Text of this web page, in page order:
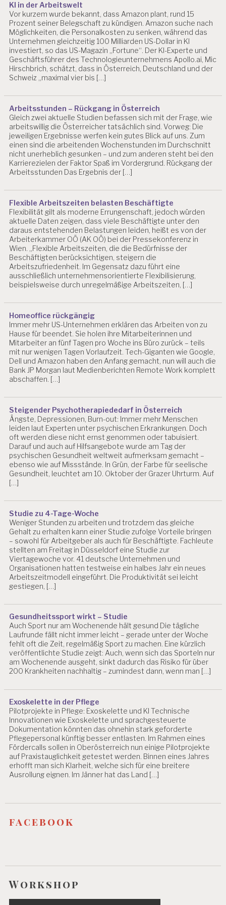
T
A
R
B
EI
T
S
W
E
N
S
C
H
A
F
T
E
L
A
S
T
U
N
G
E
N
U
R
N
O
U
T
D
H
R
IS
T
I
A
N
B
LI
E
V
A
L
U
IE
R
U
P
S
Y
C
H
IS
R
B
E
L
A
S
T
U
F
B
A
KI in der Arbeitswelt
Vor kurzem wurde bekannt, dass Amazon plant, rund 15
Prozent seiner Belegschaft zu kündigen. Amazon suche nach
Möglichkeiten, die Personalkosten zu senken, während das
Unternehmen gleichzeitig 100 Milliarden US-Dollar in KI
investiert, so das US-Magazin „Fortune“. Der KI-Experte und
Geschäftsführer des Technologieunternehmens Apollo.ai, Mic
Hirschbrich, schätzt, dass in Österreich, Deutschland und der
Schweiz „maximal vier bis […]
Arbeitsstunden – Rückgang in Österreich
Gleich zwei aktuelle Studien befassen sich mit der Frage, wie
arbeitswillig die Österreicher tatsächlich sind. Vorweg: Die
jeweiligen Ergebnisse werfen kein gutes Blick auf uns. Zum
einen sind die arbeitenden Wochenstunden im Durchschnitt
nicht unerheblich gesunken – und zum anderen steht bei den
Karrierezielen der Faktor Spaß im Vordergrund. Rückgang der
Arbeitsstunden Das Ergebnis der […]
Flexible Arbeitszeiten belasten Beschäftigte
Flexibilität gilt als moderne Errungenschaft, jedoch würden
aktuelle Daten zeigen, dass viele Beschäftigte unter den
daraus entstehenden Belastungen leiden, heißt es von der
Arbeiterkammer OÖ (AK OÖ) bei der Pressekonferenz in
Wien. „Flexible Arbeitszeiten, die die Bedürfnisse der
Beschäftigten berücksichtigen, steigern die
Arbeitszufriedenheit. Im Gegensatz dazu führt eine
ausschließlich unternehmensorientierte Flexibilisierung,
beispielsweise durch unregelmäßige Arbeitszeiten, […]
Homeoffice rückgängig
Immer mehr US-Unternehmen erklären das Arbeiten von zu
Hause für beendet. Sie holen ihre Mitarbeiterinnen und
Mitarbeiter an fünf Tagen pro Woche ins Büro zurück – teils
mit nur wenigen Tagen Vorlaufzeit. Tech-Giganten wie Google,
Dell und Amazon haben den Anfang gemacht, nun will auch die
Bank JP Morgan laut Medienberichten Remote Work komplett
abschaffen. […]
Steigender Psychotherapiededarf in Österreich
Ängste, Depressionen, Burn-out: Immer mehr Menschen
leiden laut Experten unter psychischen Erkrankungen. Doch
oft werden diese nicht ernst genommen oder tabuisiert.
Darauf und auch auf Hilfsangebote wurde am Tag der
psychischen Gesundheit weltweit aufmerksam gemacht –
ebenso wie auf Missstände. In Grün, der Farbe für seelische
Gesundheit, leuchtet am 10. Oktober der Grazer Uhrturm. Auf
[…]
Studie zu 4-Tage-Woche
Weniger Stunden zu arbeiten und trotzdem das gleiche
Gehalt zu erhalten kann einer Studie zufolge Vorteile bringen
– sowohl für Arbeitgeber als auch für Beschäftigte. Fachleute
stellten am Freitag in Düsseldorf eine Studie zur
Viertagewoche vor. 41 deutsche Unternehmen und
Organisationen hatten testweise ein halbes Jahr ein neues
Arbeitszeitmodell eingeführt. Die Produktivität sei leicht
gestiegen, […]
Gesundheitssport wirkt – Studie
Auch Sport nur am Wochenende hält gesund Die tägliche
Laufrunde fällt nicht immer leicht – gerade unter der Woche
fehlt oft die Zeit, regelmäßig Sport zu machen. Eine kürzlich
veröffentlichte Studie zeigt: Auch, wenn sich das Sporteln nur
am Wochenende ausgeht, sinkt dadurch das Risiko für über
200 Krankheiten nachhaltig – zumindest dann, wenn man […]
Exoskelette in der Pflege
Pilotprojekte in Pflege: Exoskelette und KI Technische
Innovationen wie Exoskelette und sprachgesteuerte
Dokumentation könnten das ohnehin stark geforderte
Pflegepersonal künftig besser entlasten. Im Rahmen eines
Fördercalls sollen in Oberösterreich nun einige Pilotprojekte
auf Praxistauglichkeit getestet werden. Binnen eines Jahres
erhofft man sich Klarheit, welche sich für eine breitere
Ausrollung eignen. Im Jänner hat das Land […]
facebook
Workshop